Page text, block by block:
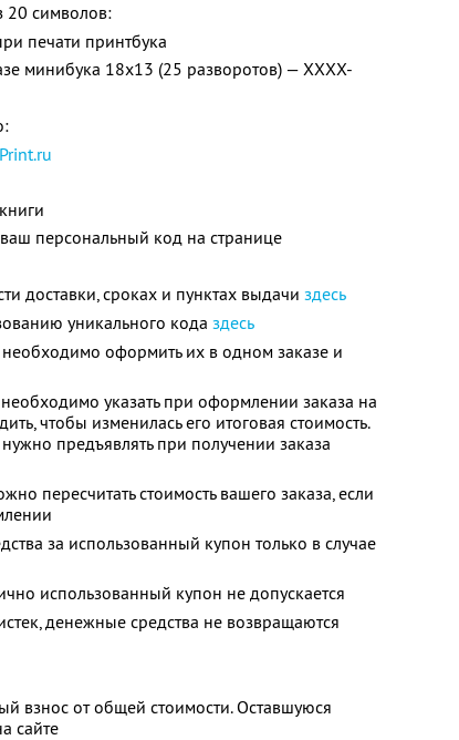
20 символов:
печати принтбука
минибука 18х13 (25 разворотов) — XXXX-
персональный код на странице
доставки, сроках и пунктах выдачи здесь
уникального кода здесь
необходимо оформить их в одном заказе и
указать при оформлении заказа на
чтобы изменилась его итоговая стоимость.
предъявлять при получении заказа
пересчитать стоимость вашего заказа, если
за использованный купон только в случае
использованный купон не допускается
денежные средства не возвращаются
взнос от общей стоимости. Оставшуюся
сайте